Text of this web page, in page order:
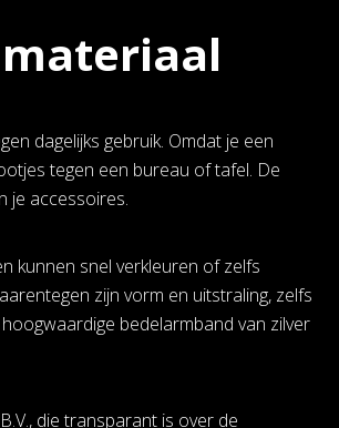
dagelijks gebruik. Omdat je een
tegen een bureau of tafel. De
je accessoires.
kunnen snel verkleuren of zelfs
zijn vorm en uitstraling, zelfs
bedelarmband van zilver
die transparant is over de